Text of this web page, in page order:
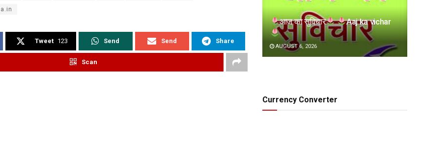
Tweet 123 Send Send Share
Scan
आज का सुविचार Aaj ka vichar
AUGUST 6, 2026
Currency Converter